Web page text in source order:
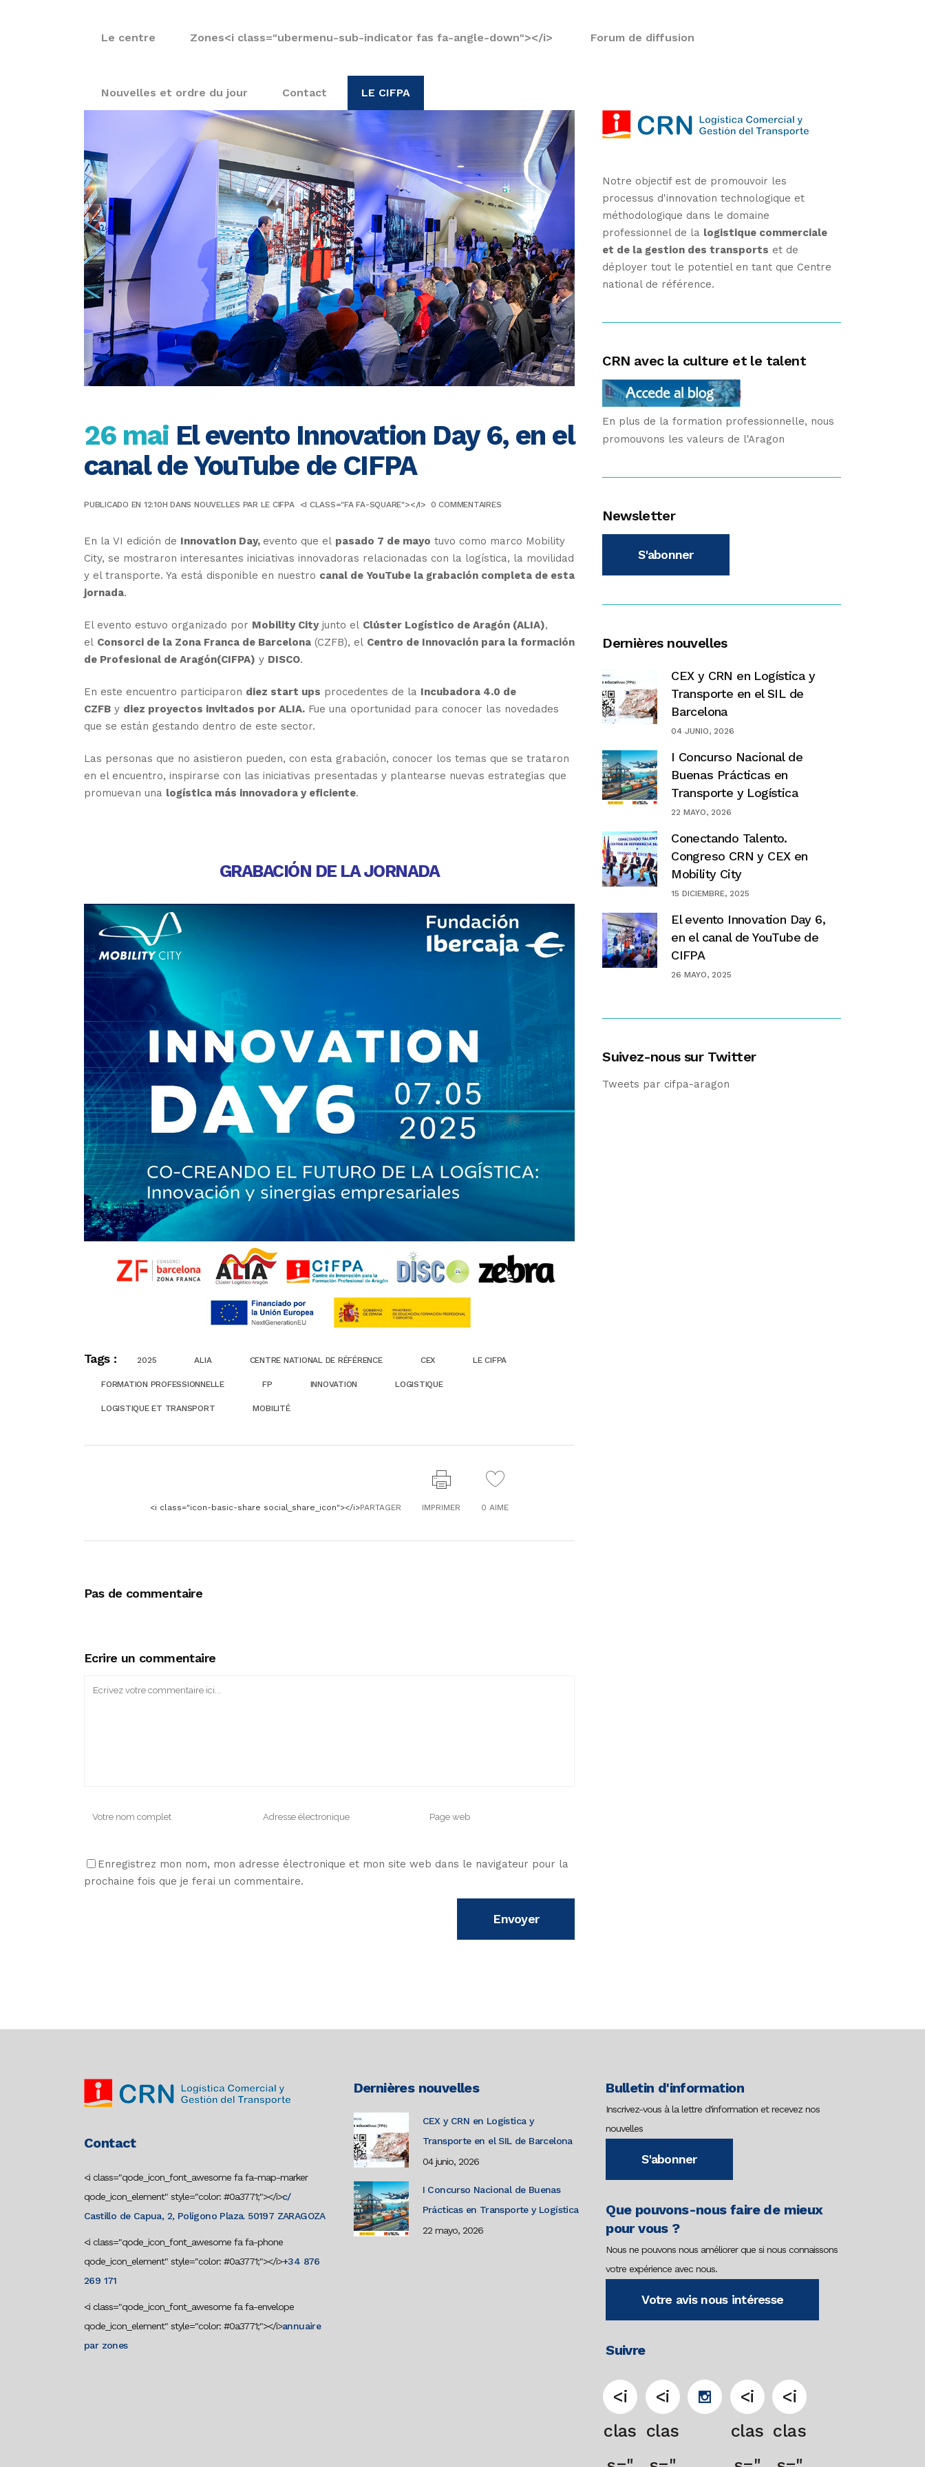
Le centre Zones<i class="ubermenu-sub-indicator fas fa-angle-down"></i> Forum de diffusion
Nouvelles et ordre du jour Contact LE CIFPA
26 mai El evento Innovation Day 6, en el
canal de YouTube de CIFPA
PUBLICADO EN 12:10H DANSNOUVELLES PAR LE CIFPA <I CLASS="FA FA-SQUARE"></I> 0 COMMENTAIRES
En la VI edición de Innovation Day, evento que el pasado 7 de mayo tuvo como marco Mobility
City, se mostraron interesantes iniciativas innovadoras relacionadas con la logística, la movilidad
y el transporte. Ya está disponible en nuestro canal de YouTube la grabación completa de esta
jornada.
El evento estuvo organizado por Mobility Cityjunto el Clúster Logístico de Aragón (ALIA),
el Consorci de la Zona Franca de Barcelona (CZFB), el Centro de Innovación para la formación
de Profesional de Aragón(CIFPA) y DISCO.
En este encuentro participaron diez start ups procedentes de la Incubadora 4.0 de
CZFB y diez proyectos invitados por ALIA. Fue una oportunidad para conocer las novedades
que se están gestando dentro de este sector.
Las personas que no asistieron pueden, con esta grabación, conocer los temas que se trataron
en el encuentro, inspirarse con las iniciativas presentadas y plantearse nuevas estrategias que
promuevan una logística más innovadora y eficiente.
GRABACIÓN DE LA JORNADA
Tags : 2025 ALIA CENTRE NATIONAL DE RÉFÉRENCE CEX LE CIFPA
FORMATION PROFESSIONNELLE FP INNOVATION LOGISTIQUE
LOGISTIQUE ET TRANSPORT MOBILITÉ
<i class="icon-basic-share social_share_icon"></i>PARTAGER IMPRIMER 0 AIME
Pas de commentaire
Ecrire un commentaire
Enregistrez mon nom, mon adresse électronique et mon site web dans le navigateur pour la
prochaine fois que je ferai un commentaire.
Notre objectif est de promouvoir les
processus d'innovation technologique et
méthodologique dans le domaine
professionnel de la logistique commerciale
et de la gestion des transports et de
déployer tout le potentiel en tant que Centre
national de référence.
CRN avec la culture et le talent
En plus de la formation professionnelle, nous
promouvons les valeurs de l'Aragon
Newsletter
S'abonner
Dernières nouvelles
CEX y CRN en Logística y
Transporte en el SIL de
Barcelona
04 JUNIO, 2026
I Concurso Nacional de
Buenas Prácticas en
Transporte y Logística
22 MAYO, 2026
Conectando Talento.
Congreso CRN y CEX en
Mobility City
15 DICIEMBRE, 2025
El evento Innovation Day 6,
en el canal de YouTube de
CIFPA
26 MAYO, 2025
Suivez-nous sur Twitter
Tweets par cifpa-aragon
Contact
<i class="qode_icon_font_awesome fa fa-map-marker
qode_icon_element" style="color: #0a3771;"></i>c/
Castillo de Capua, 2, Polígono Plaza. 50197 ZARAGOZA
<i class="qode_icon_font_awesome fa fa-phone
qode_icon_element" style="color: #0a3771;"></i>+34 876
269 171
<i class="qode_icon_font_awesome fa fa-envelope
qode_icon_element" style="color: #0a3771;"></i>annuaire
par zones
Dernières nouvelles
CEX y CRN en Logística y
Transporte en el SIL de Barcelona
04 junio, 2026
I Concurso Nacional de Buenas
Prácticas en Transporte y Logística
22 mayo, 2026
Bulletin d'information
Inscrivez-vous à la lettre d'information et recevez nos
nouvelles
S'abonner
Que pouvons-nous faire de mieux
pour vous ?
Nous ne pouvons nous améliorer que si nous connaissons
votre expérience avec nous.
Votre avis nous intéresse
Suivre
<i
clas
<i
clas
<i
clas
<i
clas